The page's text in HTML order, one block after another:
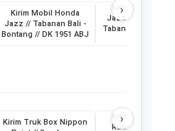
Kirim Mobil Honda
Jazz // Tabanan Bali -
Bontang // DK 1951 ABJ
Kirim Mobil
Jazz //
Tabanan Bali // DK
›
Kirim Truk Box Nippon
Kirim Mobil
Rush //
›